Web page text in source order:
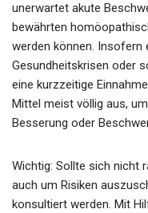
unerwartet akute
bewährten
werden können.
Gesundheitskrisen oder
eine kurzzeitige
Mittel meist völlig aus,
Besserung oder
Wichtig: Sollte sich nicht
auch um Risiken
konsultiert werden. Mit